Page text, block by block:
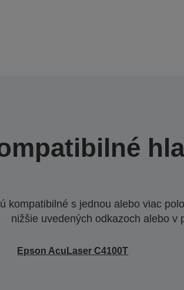
kompatibilné s jednou alebo viac
nižšie uvedených odkazoch alebo v
Epson AcuLaser C4100T